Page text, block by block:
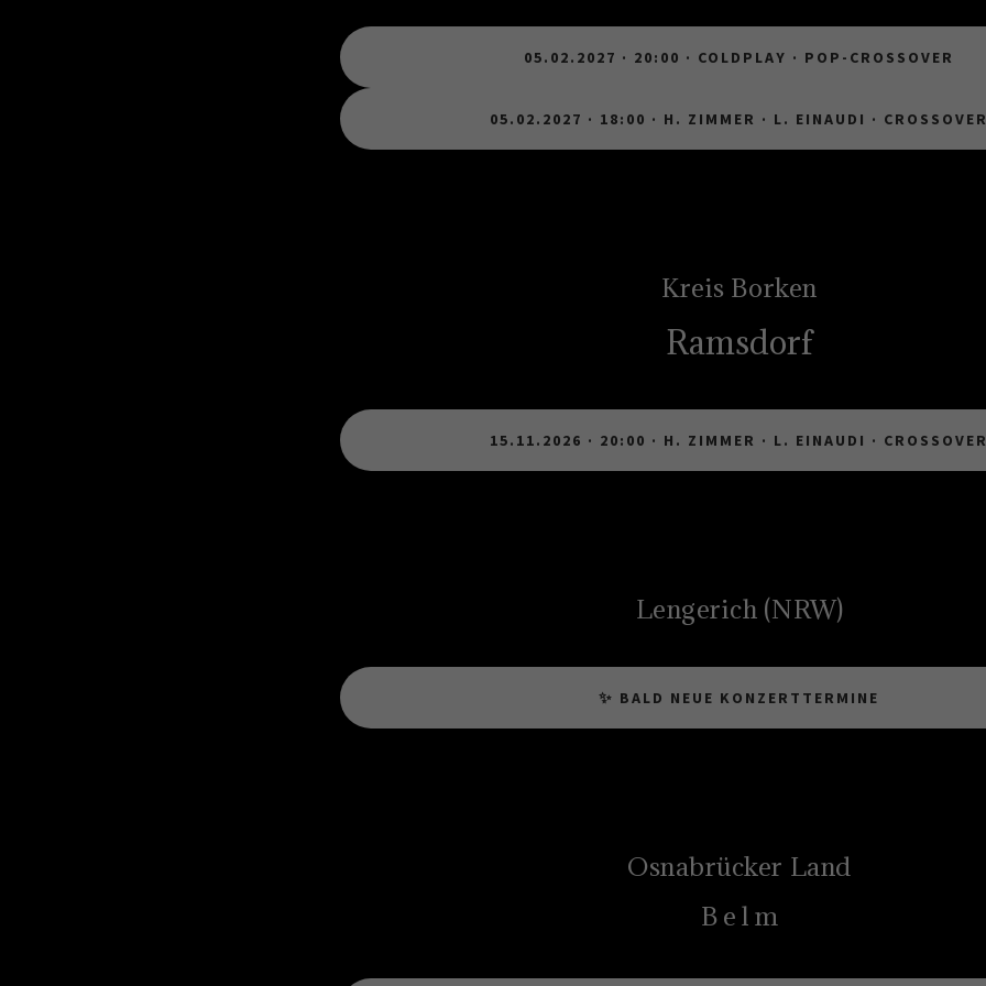
05.02.2027 · 20:00 · COLDPLAY · POP-CROSSOVER
05.02.2027 · 18:00 · H. ZIMMER · L. EINAUDI ·
Kreis Borken
Ramsdorf
15.11.2026 · 20:00 · H. ZIMMER · L. EINAUDI ·
Lengerich (NRW)
✨ BALD NEUE KONZERTTERMINE
Osnabrücker Land
B e l m